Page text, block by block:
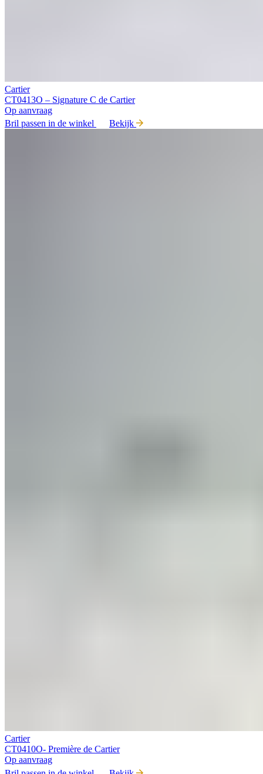
Cartier
CT0413O – Signature C de Cartier
Op aanvraag
Bril passen in de winkel
Bekijk
Cartier
CT0410O- Première de Cartier
Op aanvraag